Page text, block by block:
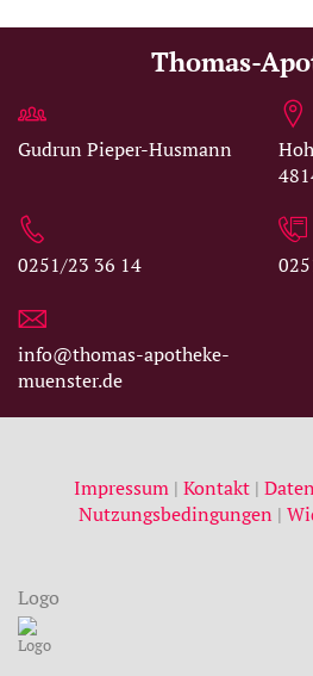
Thomas-
Gudrun Pieper-Husmann
0251/23 36 14
info@thomas-apotheke-
muenster.de
Impressum | Kontakt|
Nutzungsbedingungen |
Logo